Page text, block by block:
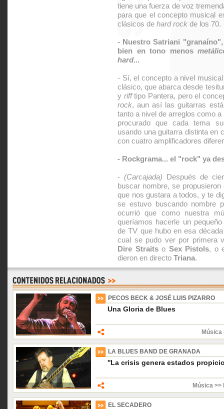
tiene una fuerza de voz
para que el concepto musical
clásicos de hard rock de los 70.
- Nuestro Satriani
bien en tono menos
hard...
- Sí, el concepto a nivel
clásico, que abarca desde
y rifftipo Pantera, pero el
rock, aun así las guitarras
tanto a nivel de arreglos como
procurado que cada tema
usando una guitarra distinta en
con cuatro amplificadores
- Rockgrama... el "rock" ya
- (Carcajada) Después de
buscar nombre, se
que nos gustara a todos, y te
se estuvo buscando nombre
ocurrió que como nuestra
queríamos hacerle un
de TV que hubo en esa
cual se pudo ver por primera
Dire Straitso Sex Pistols, o
dieron en directo Triana.
PECOS BECK & JOSÉ LUIS PIZARRO
Una Gloria de Blues
Música
LA BLUES BAND DE GRANADA
''La crisis genera estados
Música
EL SECADERO